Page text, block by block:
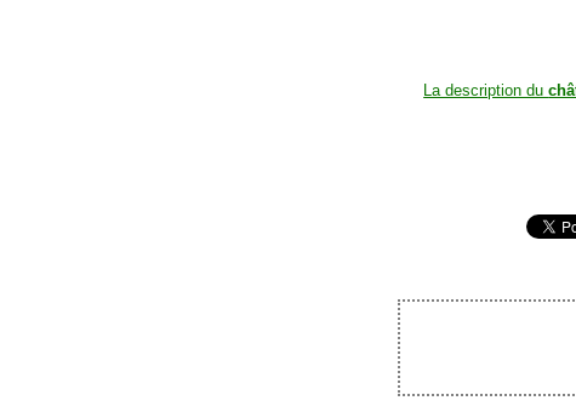
La description du